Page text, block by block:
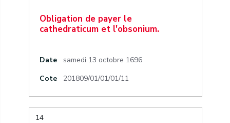
Obligation de payer le
cathedraticum et l'obsonium.
Date
samedi 13 octobre 1696
Cote
201809/01/01/01/11
14